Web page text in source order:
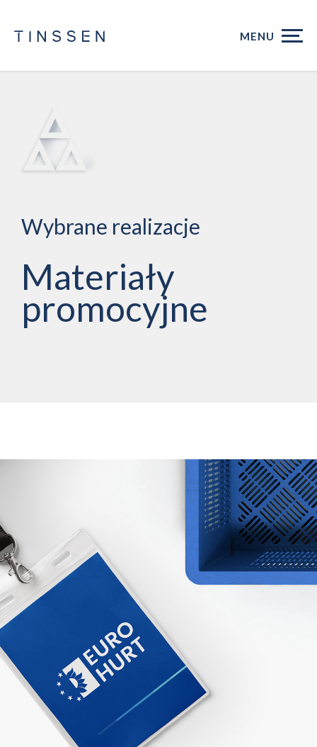
MENU
Wybrane realizacje
Materiały
promocyjne